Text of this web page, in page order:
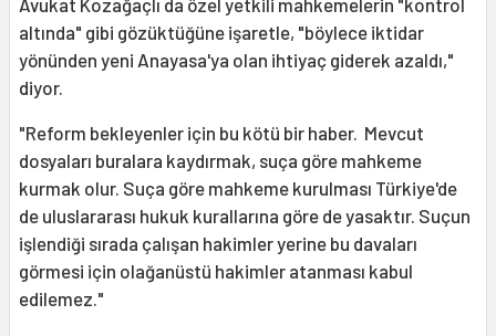
altında" gibi gözüktüğüne işaretle, "böylece iktidar
yönünden yeni Anayasa'ya olan ihtiyaç giderek azaldı,"
diyor.
"Reform bekleyenler için bu kötü bir haber. Mevcut
dosyaları buralara kaydırmak, suça göre mahkeme
kurmak olur. Suça göre mahkeme kurulması Türkiye'de
de uluslararası hukuk kurallarına göre de yasaktır. Suçun
işlendiği sırada çalışan hakimler yerine bu davaları
görmesi için olağanüstü hakimler atanması kabul
edilemez."